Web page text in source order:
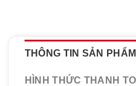
THÔNG TIN SẢN PHẨM
HÌNH THỨC THANH